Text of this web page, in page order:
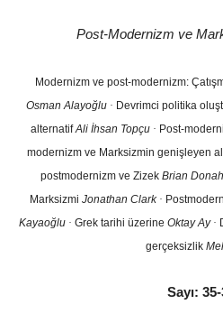
Post-Modernizm ve
Modernizm ve post-modernizm:
Osman Alayoğlu · Devrimci politika
alternatifAli İhsan Topçu · Post-
modernizm ve Marksizmin genişleyen
postmodernizm ve Zizek Brian
Marksizmi Jonathan Clark ·
Kayaoğlu · Grek tarihi üzerine Oktay Ay ·
gerçeksizlik
Sayı: